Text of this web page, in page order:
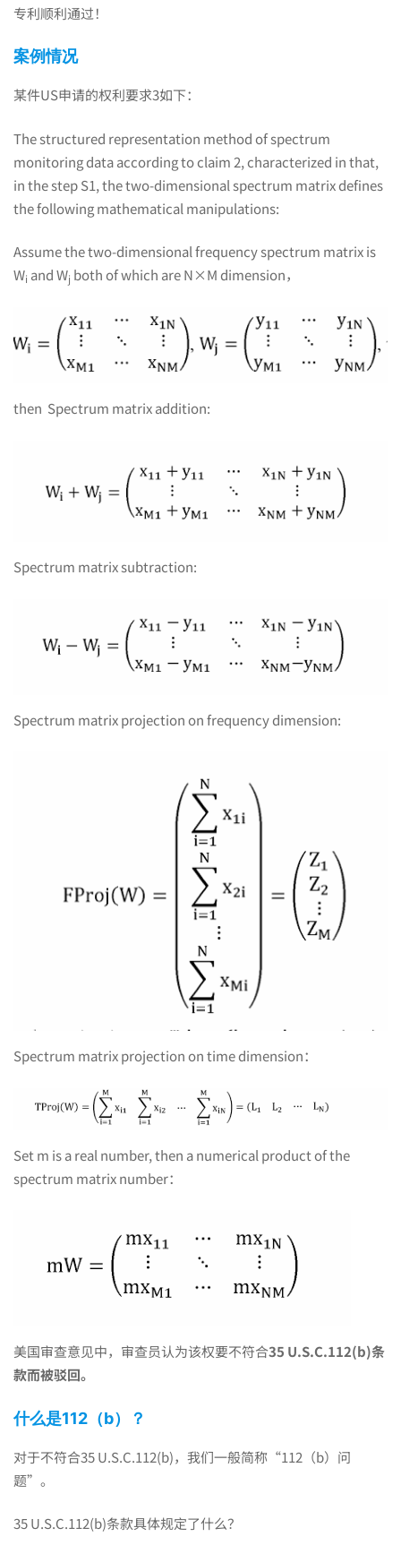
112
条
款
对
算
法
参
的
要
求
专利顺利通过！
案例情况
某件US申请的权利要求3如下：
The structured representation method of spectrum
monitoring data according to claim 2, characterized in that,
in the step S1, the two-dimensional spectrum matrix defines
the following mathematical manipulations:
Assume the two-dimensional frequency spectrum matrix is
Wi and Wj both of which are N×M dimension，
then Spectrum matrix addition:
Spectrum matrix subtraction:
Spectrum matrix projection on frequency dimension:
Spectrum matrix projection on time dimension：
Set m is a real number, then a numerical product of the
spectrum matrix number：
美国审查意见中，审查员认为该权要不符合35 U.S.C.112(b)条
款而被驳回。
什么是112（b）？
对于不符合35 U.S.C.112(b)，我们一般简称“112（b）问
题”。
35 U.S.C.112(b)条款具体规定了什么？